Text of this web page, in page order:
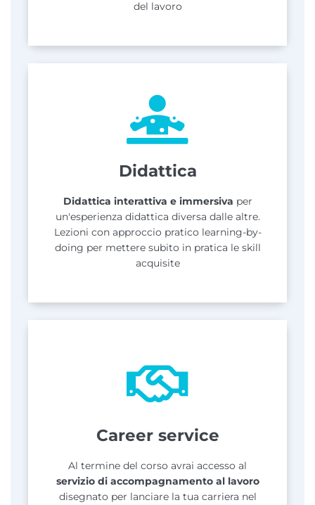
del lavoro
Didattica
Didattica interattiva e immersiva per
un'esperienza didattica diversa dalle altre.
Lezioni con approccio pratico learning-by-
doing per mettere subito in pratica le skill
acquisite
Career service
Al termine del corso avrai accesso al
servizio di accompagnamento al lavoro
disegnato per lanciare la tua carriera nel